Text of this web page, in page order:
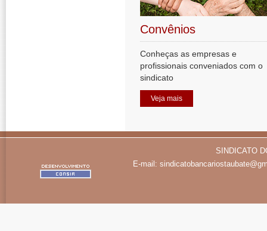
Convênios
Conheças as empresas e
profissionais conveniados com o
sindicato
Veja mais
SINDICATO
E-mail: